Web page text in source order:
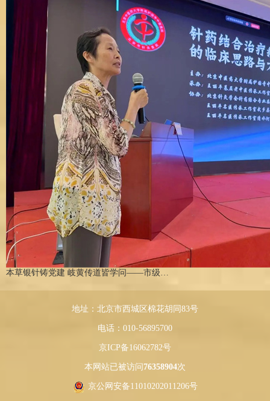
本草银针铸党建 岐黄传道皆学问——市级…
地址：北京市西城区棉花胡同83号
电话：010-56895700
京ICP备16062782号
本网站已被访问76358904次
京公网安备11010202011206号